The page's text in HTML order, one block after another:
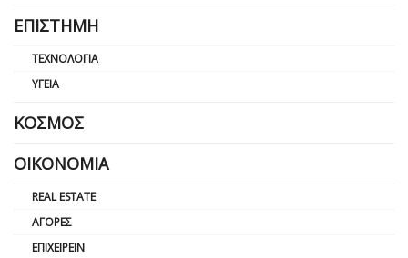
ΕΠΙΣΤΉΜΗ
ΤΕΧΝΟΛΟΓΊΑ
ΥΓΕΊΑ
ΚΌΣΜΟΣ
ΟΙΚΟΝΟΜΊΑ
REAL ESTATE
ΑΓΟΡΈΣ
ΕΠΙΧΕΙΡΕΊΝ